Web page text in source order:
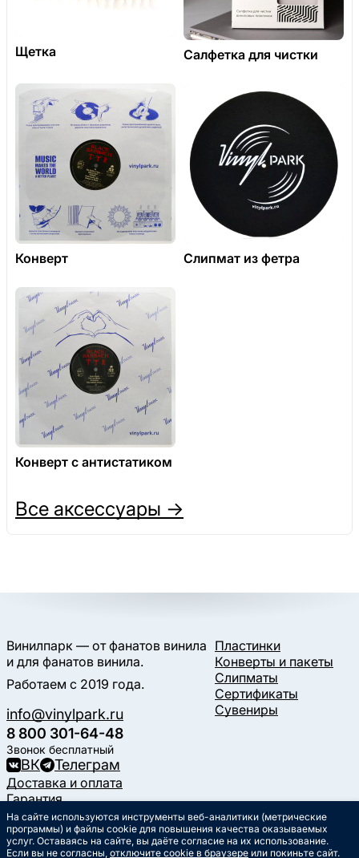
Щетка Салфетка для чистки
Конверт Слипмат из фетра
Конверт с антистатиком
Все аксессуары →
Винилпарк — от фанатов винила
и для фанатов винила.
Работаем с 2019 года.
info@vinylpark.ru
8 800 301-64-48
Звонок бесплатный
ВК Телеграм
Пластинки
Конверты и пакеты
Слипматы
Сертификаты
Сувениры
Доставка и оплата
Гарантия
Контакты
Статьи
Музыкальный календарь
На сайте используются инструменты веб-аналитики (метрические
программы) и файлы cookie для повышения качества оказываемых
услуг. Оставаясь на сайте, вы даёте согласие на их использование.
Если вы не согласны, отключите cookie в браузере или покиньте сайт.